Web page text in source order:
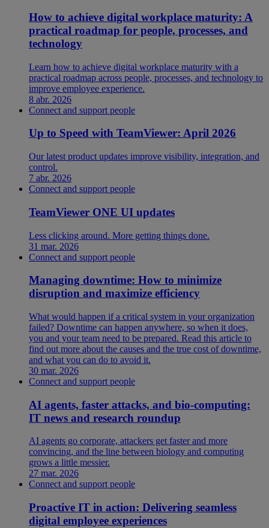
How to achieve digital workplace maturity: A
practical roadmap for people, processes, and
technology
Learn how to achieve digital workplace maturity with a
practical roadmap across people, processes, and technology to
improve employee experience.
8 abr. 2026
Connect and support people
Up to Speed with TeamViewer: April 2026
Our latest product updates improve visibility, integration, and
control.
7 abr. 2026
Connect and support people
TeamViewer ONE UI updates
Less clicking around. More getting things done.
31 mar. 2026
Connect and support people
Managing downtime: How to minimize
disruption and maximize efficiency
What would happen if a critical system in your organization
failed? Downtime can happen anywhere, so when it does,
you and your team need to be prepared. Read this article to
find out more about the causes and the true cost of downtime,
and what you can do to avoid it.
30 mar. 2026
Connect and support people
AI agents, faster attacks, and bio-computing:
IT news and research roundup
AI agents go corporate, attackers get faster and more
convincing, and the line between biology and computing
grows a little messier.
27 mar. 2026
Connect and support people
Proactive IT in action: Delivering seamless
digital employee experiences